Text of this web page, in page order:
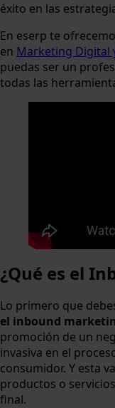
éxito en las
En eserp te
en Marketing Digital
puedas ser un
todas las
¿Qué es el
Lo primero que
el inbound
promoción de un
invasiva en el
consumidor. Y esta
productos o
final.